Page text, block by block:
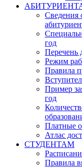
Сведения
год
Перечень
Режим
Правила
Пример
год
Платные
Атлас
СТУДЕНТАМ
Правила